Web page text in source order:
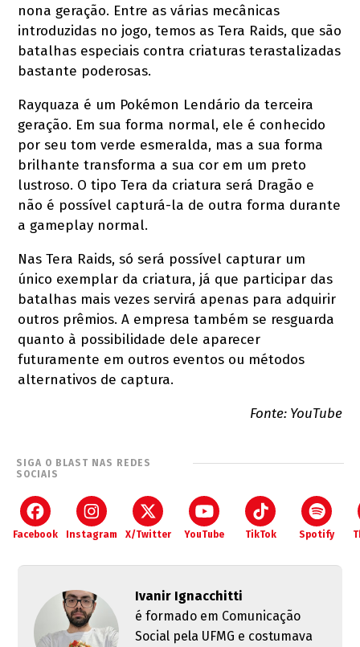
nona geração. Entre as várias mecânicas
introduzidas no jogo, temos as Tera Raids, que são
batalhas especiais contra criaturas terastalizadas
bastante poderosas.
Rayquaza é um Pokémon Lendário da terceira
geração. Em sua forma normal, ele é conhecido
por seu tom verde esmeralda, mas a sua forma
brilhante transforma a sua cor em um preto
lustroso. O tipo Tera da criatura será Dragão e
não é possível capturá-la de outra forma durante
a gameplay normal.
Nas Tera Raids, só será possível capturar um
único exemplar da criatura, já que participar das
batalhas mais vezes servirá apenas para adquirir
outros prêmios. A empresa também se resguarda
quanto à possibilidade dele aparecer
futuramente em outros eventos ou métodos
alternativos de captura.
Fonte: YouTube
SIGA O BLAST NAS REDES
SOCIAIS
Facebook Instagram X/Twitter YouTube TikTok Spotify
Ivanir Ignacchitti
é formado em Comunicação
Social pela UFMG e costumava